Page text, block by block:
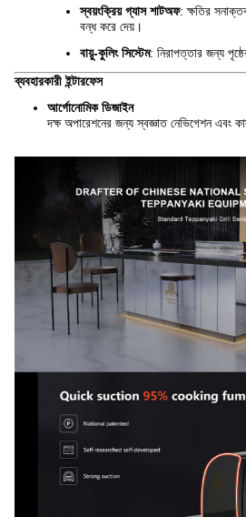
স্বয়ংক্রিয় গ্যাস শাটঅফ: ক্ষতির
বন্ধ করে দেয়।
বায়ু-কুলিং সিস্টেম: নিরাপত্তার জন্য
ব্যবহারকারী ইন্টারফেস
আর্গোনোমিক ডিজাইন
দক্ষ অপারেশনের জন্য স্বজ্ঞাত নেভিগেশন এবং